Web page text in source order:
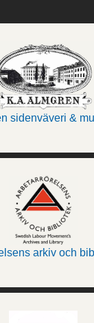
sidenväveri &
arkiv och